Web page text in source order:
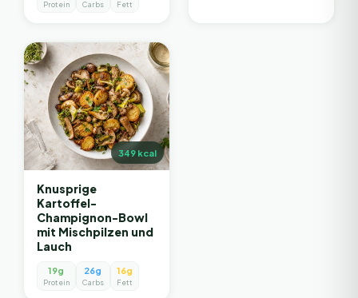
Protein Carbs Fett
349kcal
Knusprige
Kartoffel-
Champignon-Bowl
mit Mischpilzen und
Lauch
19g
Protein
26g
Carbs
16g
Fett